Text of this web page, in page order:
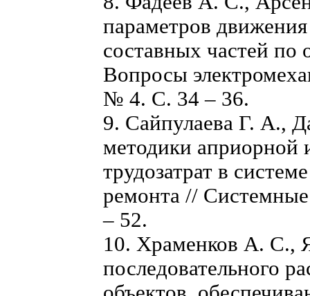
параметров
составных частей по
Вопросы
№ 4. С. 34 – 36.
9. Сайпулаева Г. А.,
методики априорной
трудозатрат в
ремонта //
– 52.
10. Храменков А. С.,
последовательного